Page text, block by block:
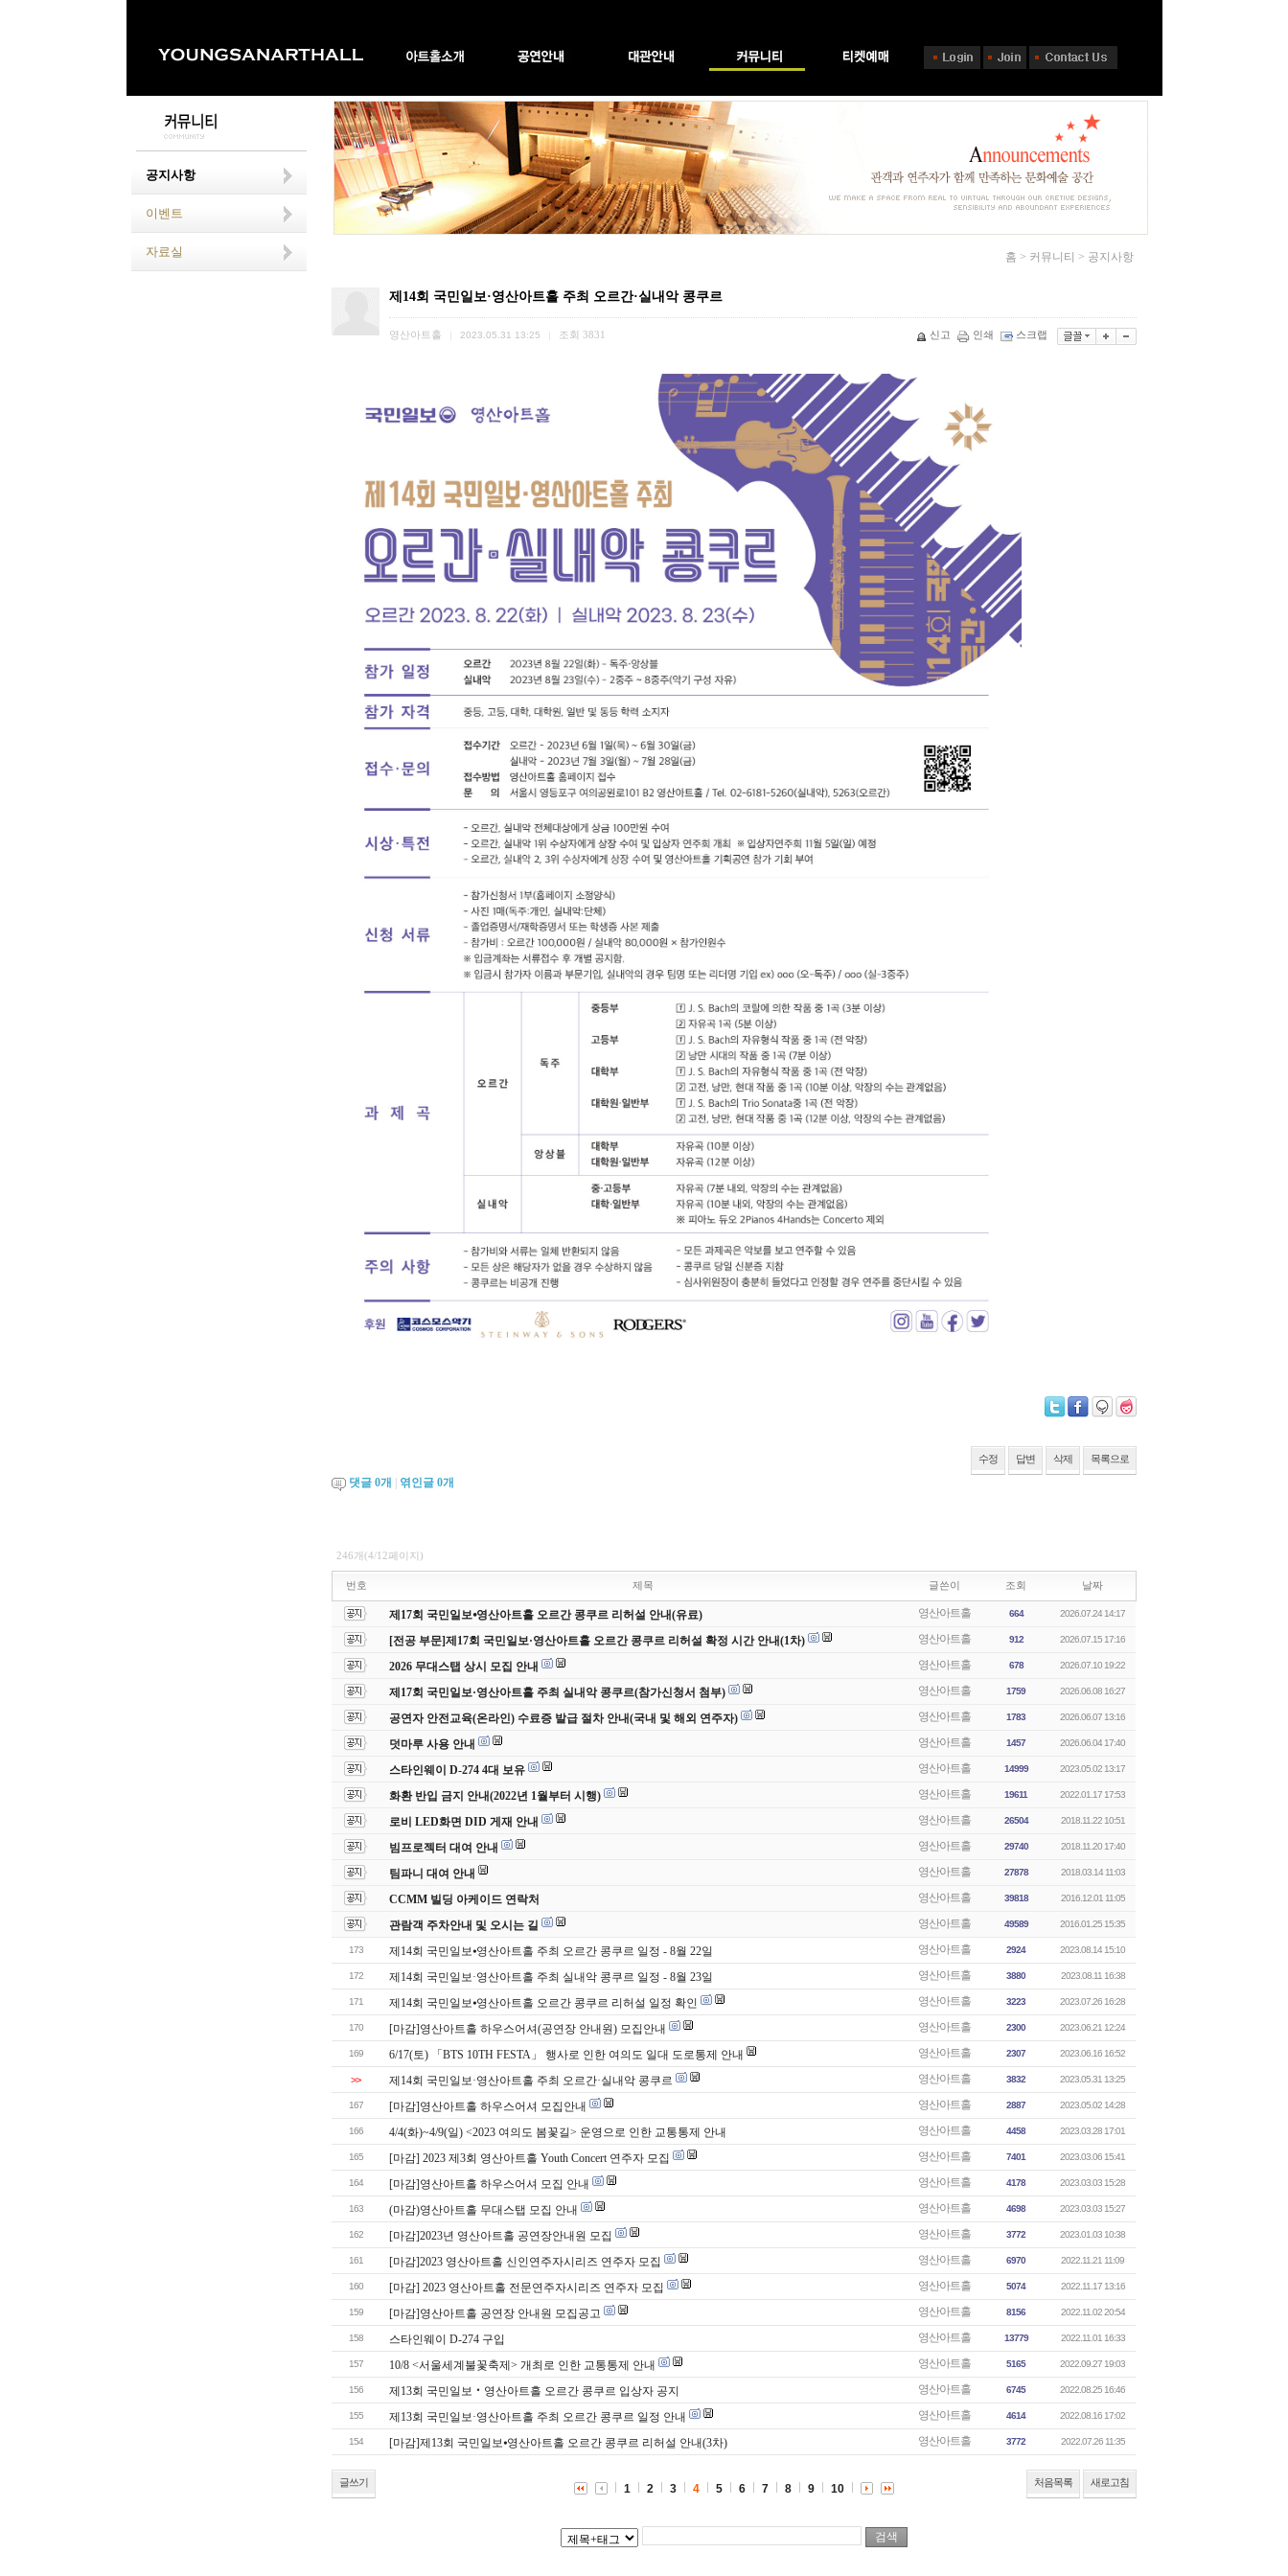
공지사항
이벤트
자료실 홈 > 커뮤니티 > 공지사항
제14회 국민일보·영산아트홀 주최 오르간·실내악 콩쿠르
영산아트홀 2023.05.31 13:25 조회 3831 신고 인쇄 스크랩
수정 답변 삭제 목록으로
댓글 0개 엮인글 0개
246개(4/12페이지)
번호 제목 글쓴이 조회 날짜
제17회 국민일보⦁영산아트홀 오르간 콩쿠르 리허설 안내(유료) 영산아트홀 664 2026.07.24 14:17
[전공 부문]제17회 국민일보·영산아트홀 오르간 콩쿠르 리허설 확정 시간 안내(1차) 영산아트홀 912 2026.07.15 17:16
2026 무대스탭 상시 모집 안내 영산아트홀 678 2026.07.10 19:22
제17회 국민일보·영산아트홀 주최 실내악 콩쿠르(참가신청서 첨부) 영산아트홀 1759 2026.06.08 16:27
공연자 안전교육(온라인) 수료증 발급 절차 안내(국내 및 해외 연주자) 영산아트홀 1783 2026.06.07 13:16
덧마루 사용 안내 영산아트홀 1457 2026.06.04 17:40
스타인웨이 D-274 4대 보유 영산아트홀 14999 2023.05.02 13:17
화환 반입 금지 안내(2022년 1월부터 시행) 영산아트홀 19611 2022.01.17 17:53
로비 LED화면 DID 게재 안내 영산아트홀 26504 2018.11.22 10:51
빔프로젝터 대여 안내 영산아트홀 29740 2018.11.20 17:40
팀파니 대여 안내 영산아트홀 27878 2018.03.14 11:03
CCMM 빌딩 아케이드 연락처 영산아트홀 39818 2016.12.01 11:05
관람객 주차안내 및 오시는 길 영산아트홀 49589 2016.01.25 15:35
173 제14회 국민일보⦁영산아트홀 주최 오르간 콩쿠르 일정 - 8월 22일 영산아트홀 2924 2023.08.14 15:10
172 제14회 국민일보·영산아트홀 주최 실내악 콩쿠르 일정 - 8월 23일 영산아트홀 3880 2023.08.11 16:38
171 제14회 국민일보⦁영산아트홀 오르간 콩쿠르 리허설 일정 확인 영산아트홀 3223 2023.07.26 16:28
170 [마감]영산아트홀 하우스어셔(공연장 안내원) 모집안내 영산아트홀 2300 2023.06.21 12:24
169 6/17(토) 「BTS 10TH FESTA」 행사로 인한 여의도 일대 도로통제 안내 영산아트홀 2307 2023.06.16 16:52
>> 제14회 국민일보·영산아트홀 주최 오르간·실내악 콩쿠르 영산아트홀 3832 2023.05.31 13:25
167 [마감]영산아트홀 하우스어셔 모집안내 영산아트홀 2887 2023.05.02 14:28
166 4/4(화)~4/9(일) <2023 여의도 봄꽃길> 운영으로 인한 교통통제 안내 영산아트홀 4458 2023.03.28 17:01
165 [마감] 2023 제3회 영산아트홀 Youth Concert 연주자 모집 영산아트홀 7401 2023.03.06 15:41
164 [마감]영산아트홀 하우스어셔 모집 안내 영산아트홀 4178 2023.03.03 15:28
163 (마감)영산아트홀 무대스탭 모집 안내 영산아트홀 4698 2023.03.03 15:27
162 [마감]2023년 영산아트홀 공연장안내원 모집 영산아트홀 3772 2023.01.03 10:38
161 [마감]2023 영산아트홀 신인연주자시리즈 연주자 모집 영산아트홀 6970 2022.11.21 11:09
160 [마감] 2023 영산아트홀 전문연주자시리즈 연주자 모집 영산아트홀 5074 2022.11.17 13:16
159 [마감]영산아트홀 공연장 안내원 모집공고 영산아트홀 8156 2022.11.02 20:54
158 스타인웨이 D-274 구입 영산아트홀 13779 2022.11.01 16:33
157 10/8 <서울세계불꽃축제> 개최로 인한 교통통제 안내 영산아트홀 5165 2022.09.27 19:03
156 제13회 국민일보‧영산아트홀 오르간 콩쿠르 입상자 공지 영산아트홀 6745 2022.08.25 16:46
155 제13회 국민일보·영산아트홀 주최 오르간 콩쿠르 일정 안내 영산아트홀 4614 2022.08.16 17:02
154 [마감]제13회 국민일보⦁영산아트홀 오르간 콩쿠르 리허설 안내(3차) 영산아트홀 3772 2022.07.26 11:35
글쓰기 처음목록 새로고침
1 2 3 4 5 6 7 8 9 10